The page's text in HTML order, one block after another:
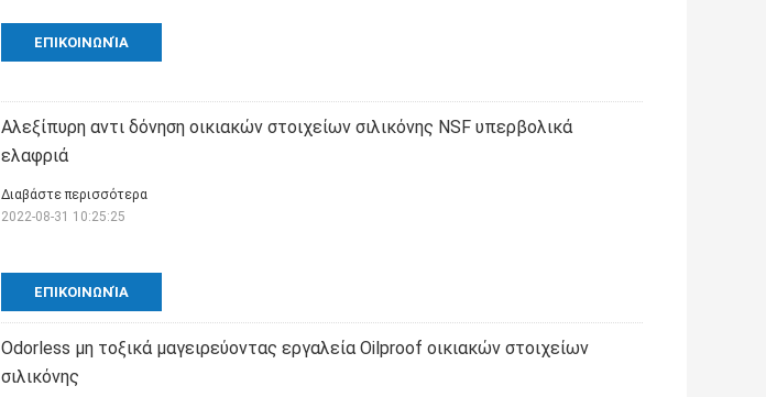
ΕΠΙΚΟΙΝΩΝΊΑ
Αλεξίπυρη αντι δόνηση οικιακών στοιχείων σιλικόνης NSF υπερβολικά
ελαφριά
ΕΠΙΚΟΙΝΩΝΊΑ
Διαβάστε περισσότερα
2022-08-31 10:25:25
Odorless μη τοξικά μαγειρεύοντας εργαλεία Oilproof οικιακών στοιχείων
σιλικόνης